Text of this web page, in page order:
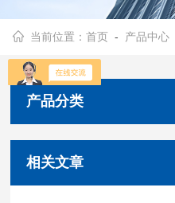
当前位置：首页 - 产品中心
产品分类
相关文章